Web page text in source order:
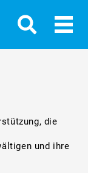
die
und ihre